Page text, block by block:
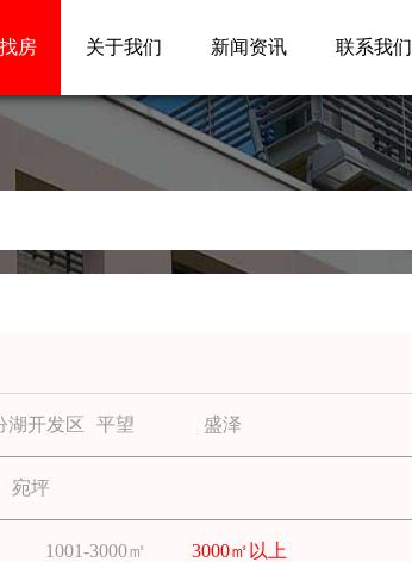
房 关于我们 新闻资讯 联系我们
湖开发区 平望 盛泽
宛坪
1001-3000㎡ 3000㎡以上